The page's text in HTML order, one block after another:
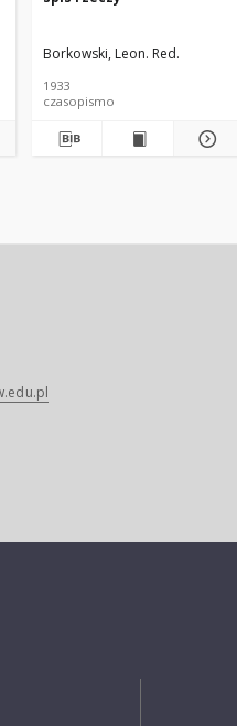
Borkowski, Leon. Red.
1933
czasopismo